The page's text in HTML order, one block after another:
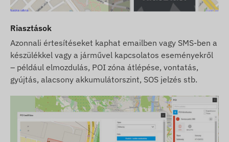
Riasztások
Azonnali értesítéseket kaphat emailben vagy SMS-ben a
készülékkel vagy a járművel kapcsolatos eseményekről
– például elmozdulás, POI zóna átlépése, vontatás,
gyújtás, alacsony akkumulátorszint, SOS jelzés stb.